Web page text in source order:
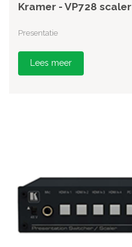
Kramer - VP728 scaler
Presentatie
Lees meer